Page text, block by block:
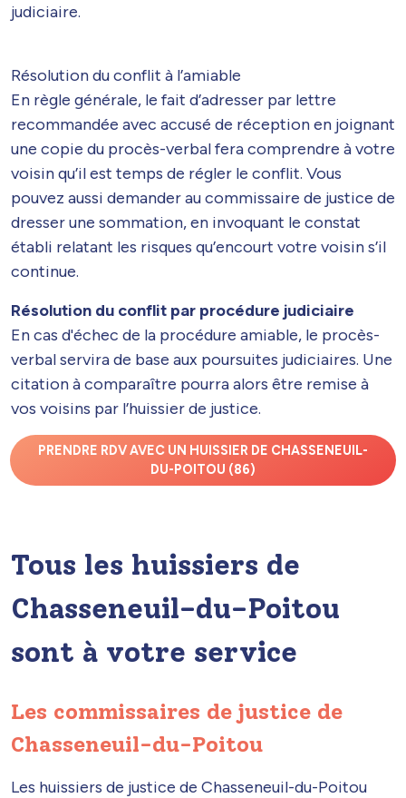
judiciaire.
Résolution du conflit à l’amiable
En règle générale, le fait d’adresser par lettre
recommandée avec accusé de réception en joignant
une copie du procès-verbal fera comprendre à votre
voisin qu’il est temps de régler le conflit. Vous
pouvez aussi demander au commissaire de justice de
dresser une sommation, en invoquant le constat
établi relatant les risques qu’encourt votre voisin s’il
continue.
Résolution du conflit par procédure judiciaire
En cas d'échec de la procédure amiable, le procès-
verbal servira de base aux poursuites judiciaires. Une
citation à comparaître pourra alors être remise à
vos voisins par l’huissier de justice.
PRENDRE RDV AVEC UN HUISSIER DE CHASSENEUIL-
DU-POITOU (86)
Tous les huissiers de
Chasseneuil-du-Poitou
sont à votre service
Les commissaires de justice de
Chasseneuil-du-Poitou
Les huissiers de justice de Chasseneuil-du-Poitou